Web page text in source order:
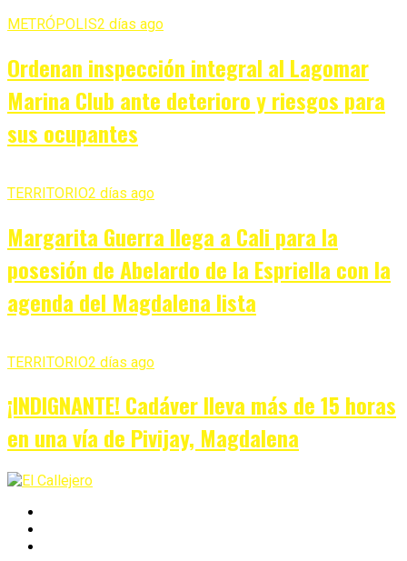
METRÓPOLIS2 días ago
Ordenan inspección integral al Lagomar
Marina Club ante deterioro y riesgos para
sus ocupantes
TERRITORIO2 días ago
Margarita Guerra llega a Cali para la
posesión de Abelardo de la Espriella con la
agenda del Magdalena lista
TERRITORIO2 días ago
¡INDIGNANTE! Cadáver lleva más de 15 horas
en una vía de Pivijay, Magdalena